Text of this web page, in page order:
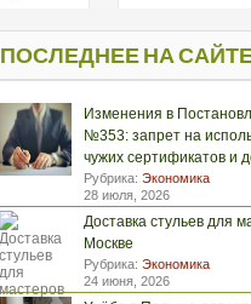
ПОСЛЕДНЕЕ НА
Изменения в
№353: запрет на
чужих сертификатов и
Рубрика: Экономика
28 июля, 2026
Доставка стульев для
Москве
Рубрика: Экономика
24 июня, 2026